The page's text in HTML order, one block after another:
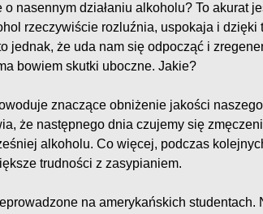
nasennym działaniu alkoholu? To akurat
rzeczywiście rozluźnia, uspokaja i dzięki
jednak, że uda nam się odpocząć i
bowiem skutki uboczne. Jakie?
znaczące obniżenie jakości naszego
że następnego dnia czujemy się
alkoholu. Co więcej, podczas
trudności z zasypianiem.
na amerykańskich studentach.